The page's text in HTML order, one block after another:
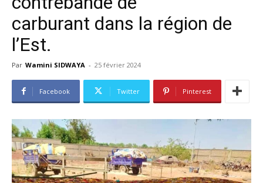
carburant dans la région de
l’Est.
Par Wamini SIDWAYA - 25 février 2024
Facebook Twitter Pinterest